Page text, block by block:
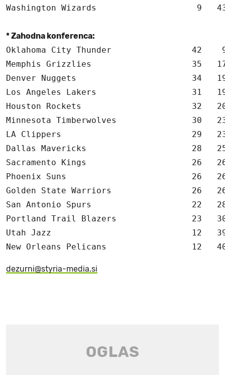
Washington Wizards                    9
* Zahodna konferenca:
Oklahoma City Thunder                42
Memphis Grizzlies                    35
Denver Nuggets                       34
Los Angeles Lakers                   31
Houston Rockets                      32
Minnesota Timberwolves               30
LA Clippers                          29
Dallas Mavericks                     28
Sacramento Kings                     26
Phoenix Suns                         26
Golden State Warriors                26
San Antonio Spurs                    22
Portland Trail Blazers               23
Utah Jazz                            12
New Orleans Pelicans                 12
dezurni@styria-media.si